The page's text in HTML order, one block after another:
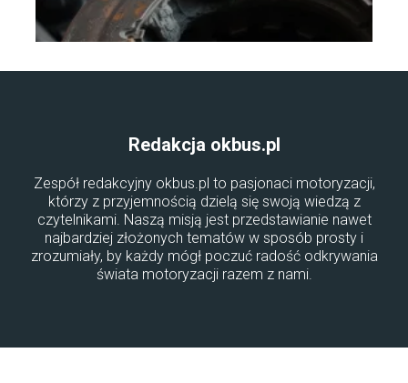
Redakcja okbus.pl
Zespół redakcyjny okbus.pl to pasjonaci motoryzacji,
którzy z przyjemnością dzielą się swoją wiedzą z
czytelnikami. Naszą misją jest przedstawianie nawet
najbardziej złożonych tematów w sposób prosty i
zrozumiały, by każdy mógł poczuć radość odkrywania
świata motoryzacji razem z nami.